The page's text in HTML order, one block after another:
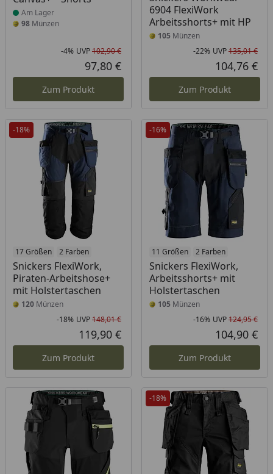
Am Lager
98 Münzen
Rabatt in Prozent
-4%
Ursprünglicher Preis
UVP102,90 €
Aktueller Preis
97,80 €
Zum Produkt
6904 FlexiWork
Arbeitsshorts+ mit HP
105 Münzen
-22% UVP135,01 €
104,76 €
Zum Produkt
-18%
17 Größen 2 Farben
Snickers FlexiWork,
Piraten-Arbeitshose+
mit Holstertaschen
120 Münzen
Rabatt in Prozent
-18%
Ursprünglicher Preis
UVP148,01 €
Aktueller Preis
119,90 €
Zum Produkt
-16%
11 Größen 2 Farben
Snickers FlexiWork,
Arbeitsshorts+ mit
Holstertaschen
105 Münzen
-16% UVP124,95 €
104,90 €
Zum Produkt
-18%